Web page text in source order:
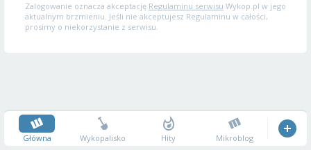
Zalogowanie oznacza akceptację Regulaminu serwisu Wykop.pl w jego
aktualnym brzmieniu. Jeśli nie akceptujesz Regulaminu w całości,
prosimy o niekorzystanie z serwisu.
Główna Wykopalisko Hity Mikroblog